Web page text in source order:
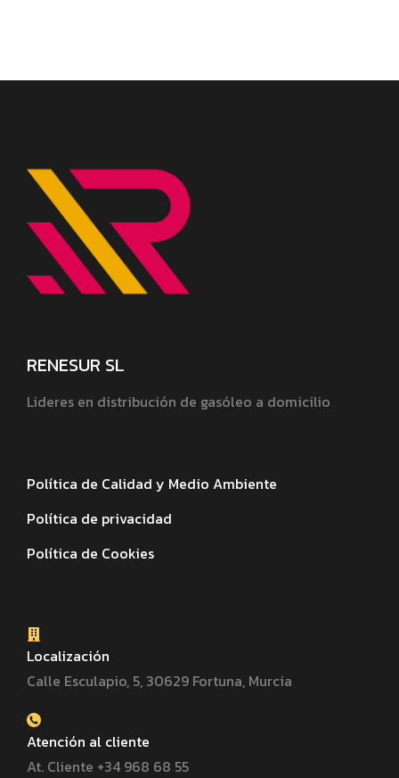
RENESUR SL
Lideres en distribución de gasóleo a domicilio
Política de Calidad y Medio Ambiente
Política de privacidad
Política de Cookies
Localización
Calle Esculapio, 5, 30629 Fortuna, Murcia
Atención al cliente
At. Cliente +34 968 68 55